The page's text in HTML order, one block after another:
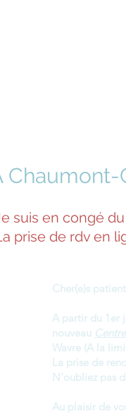
suis en congé du
prise de rdv en
Cher(e)s
A partir du 1er
nouveau
Wavre (A la
La prise de
N’oubliez pas
Au plaisir de